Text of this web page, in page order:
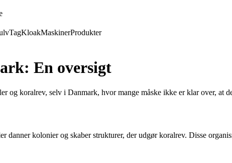
TagKloakMaskinerProdukter
En oversigt
og koralrev, selv i Danmark, hvor mange måske ikke er klar over, at
danner kolonier og skaber strukturer, der udgør koralrev. Disse